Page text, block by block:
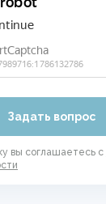
Задать вопрос
вы соглашаетесь с